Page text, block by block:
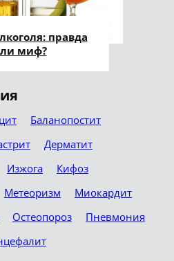
правда
миф?
Баланопостит
Дерматит
Изжога
Кифоз
Метеоризм
Миокардит
Остеопороз
Пневмония